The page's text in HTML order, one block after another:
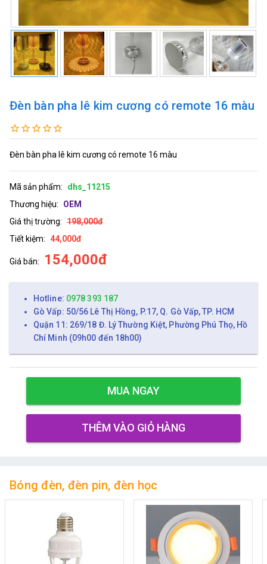
Đèn bàn pha lê kim cương có remote 16 màu
Đèn bàn pha lê kim cương có remote 16 màu
Mã sản phẩm:
dhs_11215
Thương hiệu:
OEM
Giá thị trường: 198,000đ
Tiết kiệm: 44,000đ
Giá bán: 154,000đ
Hotline: 0978 393 187
Gò Vấp: 50/56 Lê Thị Hồng, P.17, Q. Gò Vấp, TP. HCM
Quận 11: 269/18 Đ. Lý Thường Kiệt, Phường Phú Thọ, Hồ
Chí Minh (09h00 đến 18h00)
MUA NGAY
THÊM VÀO GIỎ HÀNG
Bóng đèn, đèn pin, đèn học